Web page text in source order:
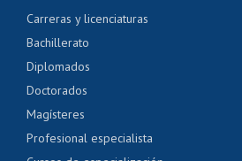
Carreras y licenciaturas
Bachillerato
Diplomados
Doctorados
Magísteres
Profesional especialista